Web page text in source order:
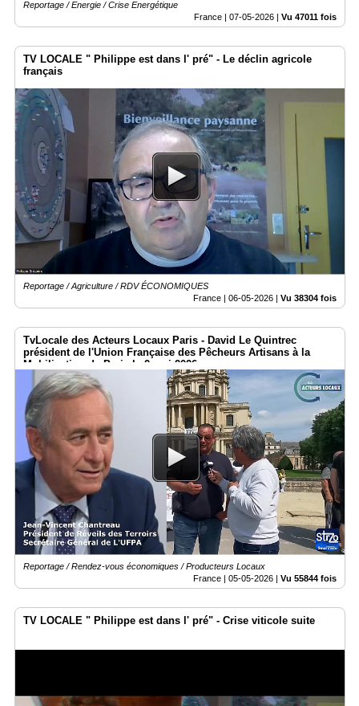
Reportage / Energie / Crise Energétique
France | 07-05-2026 Vu 47011 fois
TV LOCALE " Philippe est dans l' pré" - Le déclin agricole
français
Reportage / Agriculture / RDV ÉCONOMIQUES
France | 06-05-2026 | Vu 38304 fois
TvLocale des Acteurs Locaux Paris - David Le Quintrec
président de l'Union Française des Pêcheurs Artisans à la
Mobilisation de Paris le 2 mai 2026
Reportage / Rendez-vous économiques / Producteurs Locaux
France | 05-05-2026 | Vu 55844 fois
TV LOCALE " Philippe est dans l' pré" - Crise viticole suite